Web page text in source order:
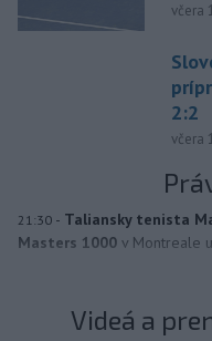
včera
2:2
včera
21:30 - Taliansky tenista
Masters 1000 v Montreale
Videá a